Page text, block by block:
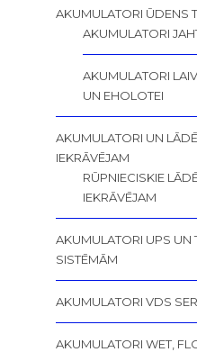
AKUMULATORI ŪDENS
AKUMULATORI
AKUMULATORI
UN EHOLOTEI
AKUMULATORI UN
IEKRĀVĒJAM
RŪPNIECISKIE
IEKRĀVĒJAM
AKUMULATORI UPS UN
SISTĒMĀM
AKUMULATORI VDS
AKUMULATORI WET,